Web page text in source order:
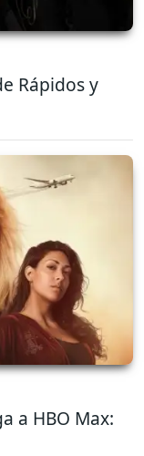
Rápidos y
a HBO Max: